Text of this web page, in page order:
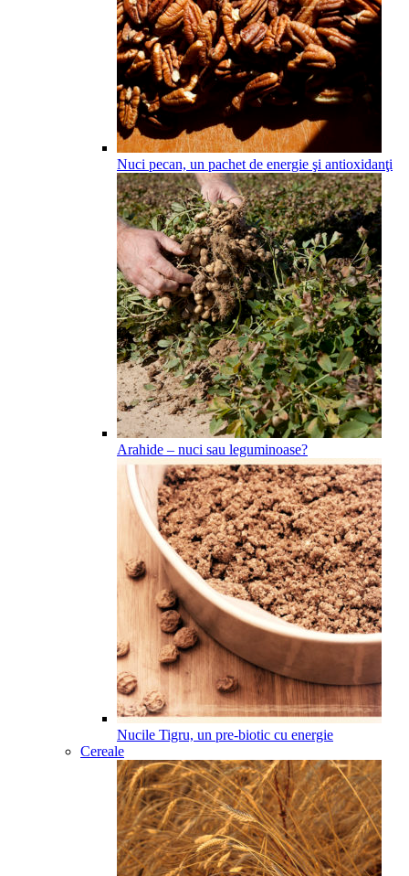
Nuci pecan, un pachet de energie şi antioxidanţi
Arahide – nuci sau leguminoase?
Nucile Tigru, un pre-biotic cu energie
Cereale